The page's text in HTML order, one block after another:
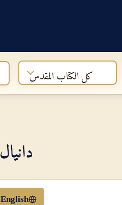
كل الكتاب المقدس
دانيال 9‏:‏16
English